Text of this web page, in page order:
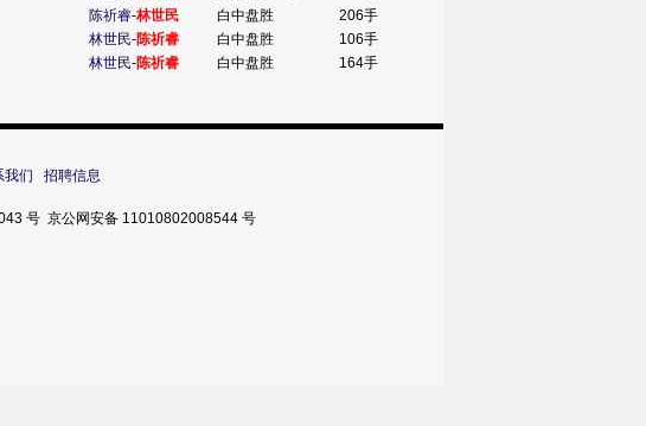
陈祈睿-林世民 白中盘胜
206手
林世民-陈祈睿 白中盘胜
106手
林世民-陈祈睿 白中盘胜 164手
我们 招聘信息
号 京公网安备 11010802008544 号